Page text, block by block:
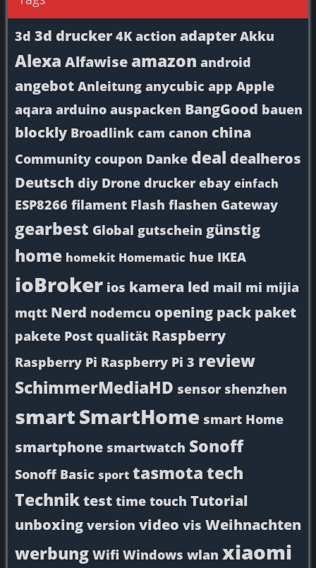
3d 3d drucker 4K action adapter Akku
Alexa Alfawiseamazon android
angebot Anleitung anycubic app Apple
aqara arduino auspacken BangGood bauen
blockly Broadlink cam canon china
Community coupon Danke deal dealheros
Deutsch diy Drone drucker ebay einfach
ESP8266 filament Flash flashen Gateway
gearbest Global gutschein günstig
home homekit Homematic hue IKEA
ioBroker ios kamera led mail mi mijia
mqtt Nerd nodemcu opening pack paket
pakete Post qualität Raspberry
Raspberry Pi Raspberry Pi 3 review
SchimmerMediaHD sensor shenzhen
smartSmartHome smart Home
smartphone smartwatch Sonoff
Sonoff Basic sport tasmotatech
Techniktest time touch Tutorial
unboxing version video vis Weihnachten
werbung Wifi Windows wlan xiaomi